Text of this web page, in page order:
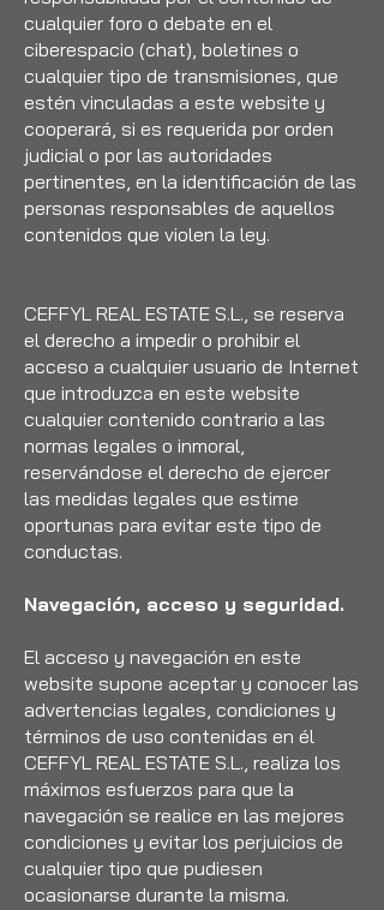
cualquier foro o debate en el
ciberespacio (chat), boletines o
cualquier tipo de transmisiones, que
estén vinculadas a este website y
cooperará, si es requerida por orden
judicial o por las autoridades
pertinentes, en la identificación de las
personas responsables de aquellos
contenidos que violen la ley.
CEFFYL REAL ESTATE S.L., se reserva
el derecho a impedir o prohibir el
acceso a cualquier usuario de Internet
que introduzca en este website
cualquier contenido contrario a las
normas legales o inmoral,
reservándose el derecho de ejercer
las medidas legales que estime
oportunas para evitar este tipo de
conductas.
Navegación, acceso y seguridad.
El acceso y navegación en este
website supone aceptar y conocer las
advertencias legales, condiciones y
términos de uso contenidas en él
CEFFYL REAL ESTATE S.L., realiza los
máximos esfuerzos para que la
navegación se realice en las mejores
condiciones y evitar los perjuicios de
cualquier tipo que pudiesen
ocasionarse durante la misma.